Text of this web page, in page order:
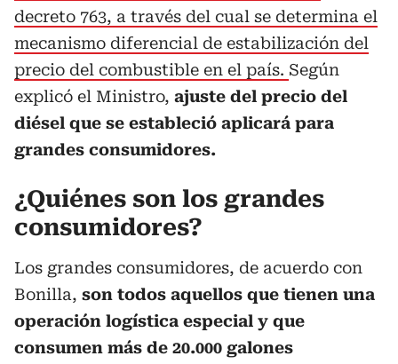
decreto 763, a través del cual se determina el
mecanismo diferencial de estabilización del
precio del combustible en el país. Según
explicó el Ministro, ajuste del precio del
diésel que se estableció aplicará para
grandes consumidores.
¿Quiénes son los grandes
consumidores?
Los grandes consumidores, de acuerdo con
Bonilla, son todos aquellos que tienen una
operación logística especial y que
consumen más de 20.000 galones